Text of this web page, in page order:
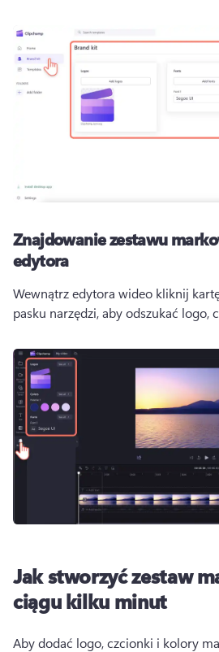
Znajdowanie zestawu
edytora
Wewnątrz edytora wideo kliknij
pasku narzędzi, aby odszukać logo,
Jak stworzyć zestaw
ciągu kilku minut
Aby dodać logo, czcionki i kolory